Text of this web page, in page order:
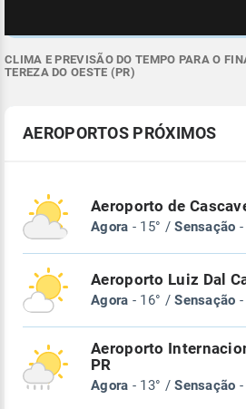
CLIMA E PREVISÃO DO TEMPO PARA O
TEREZA DO OESTE (PR)
AEROPORTOS PRÓXIMOS
Aeroporto de
Agora - 15° /Sensação
Aeroporto Luiz Dal
Agora - 16° /Sensação
Aeroporto
PR
Agora - 13° /Sensação